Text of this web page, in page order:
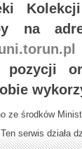
na
pozycji
ze środków
Ten serwis działa